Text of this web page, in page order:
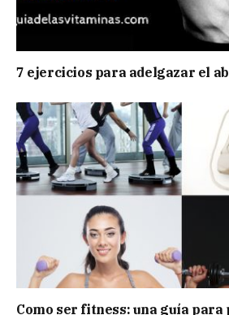
7 ejercicios para adelgazar el
Como ser fitness: una guía